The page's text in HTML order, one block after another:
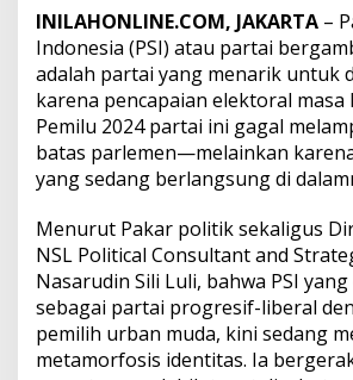
INILAHONLINE.COM, JAKARTA –
Indonesia (PSI) atau partai
adalah partai yang menarik untuk
karena pencapaian elektoral masa
Pemilu 2024 partai ini gagal
batas parlemen—melainkan
yang sedang berlangsung di
Menurut Pakar politik sekaligus
NSL Political Consultant and
Nasarudin Sili Luli, bahwa PSI
sebagai partai progresif-liberal
pemilih urban muda, kini sedang
metamorfosis identitas. Ia